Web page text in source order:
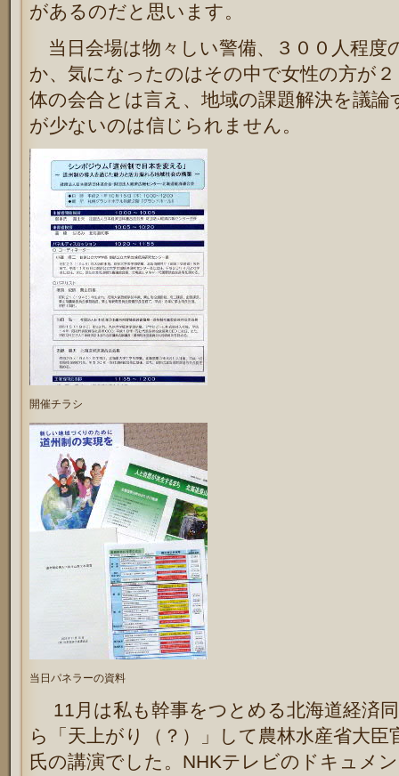
があるのだと思います。
当日会場は物々しい警備、３００人程度
か、気になったのはその中で女性の方が
体の会合とは言え、地域の課題解決を議
が少ないのは信じられません。
開催チラシ
当日パネラーの資料
11月は私も幹事をつとめる北海道経済
ら「天上がり（？）」して農林水産省大
氏の講演でした。NHKテレビのドキュメ